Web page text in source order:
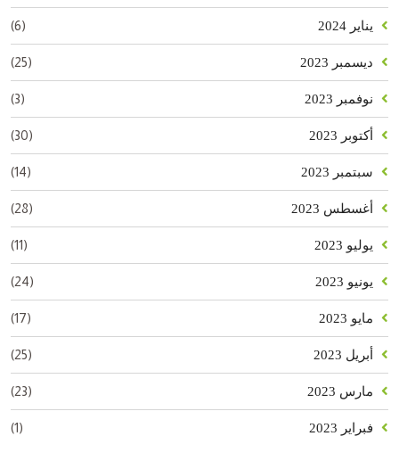
يناير 2024 (6)
ديسمبر 2023 (25)
نوفمبر 2023 (3)
أكتوبر 2023 (30)
سبتمبر 2023 (14)
أغسطس 2023 (28)
يوليو 2023 (11)
يونيو 2023 (24)
مايو 2023 (17)
أبريل 2023 (25)
مارس 2023 (23)
فبراير 2023 (1)